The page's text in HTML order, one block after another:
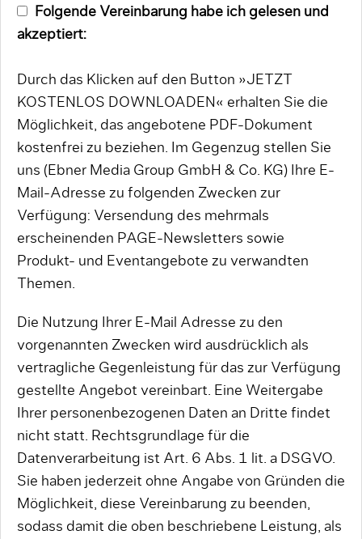
Folgende Vereinbarung habe ich gelesen und
akzeptiert:
Durch das Klicken auf den Button »JETZT
KOSTENLOS DOWNLOADEN« erhalten Sie die
Möglichkeit, das angebotene PDF-Dokument
kostenfrei zu beziehen. Im Gegenzug stellen Sie
uns (Ebner Media Group GmbH & Co. KG) Ihre E-
Mail-Adresse zu folgenden Zwecken zur
Verfügung: Versendung des mehrmals
erscheinenden PAGE-Newsletters sowie
Produkt- und Eventangebote zu verwandten
Themen.
Die Nutzung Ihrer E-Mail Adresse zu den
vorgenannten Zwecken wird ausdrücklich als
vertragliche Gegenleistung für das zur Verfügung
gestellte Angebot vereinbart. Eine Weitergabe
Ihrer personenbezogenen Daten an Dritte findet
nicht statt. Rechtsgrundlage für die
Datenverarbeitung ist Art. 6 Abs. 1 lit. a DSGVO.
Sie haben jederzeit ohne Angabe von Gründen die
Möglichkeit, diese Vereinbarung zu beenden,
sodass damit die oben beschriebene Leistung, als